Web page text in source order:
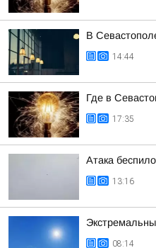
В
14:44
Где в
17:35
Атака
13:16
08:14